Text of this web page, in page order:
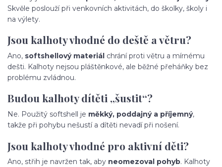
Skvěle poslouží při venkovních aktivitách, do školky, školy i
na výlety.
Jsou kalhoty vhodné do deště a větru?
Ano, softshellový materiál chrání proti větru a mírnému
dešti. Kalhoty nejsou pláštěnkové, ale běžné přeháňky bez
problému zvládnou.
Budou kalhoty dítěti „šustit“?
Ne. Použitý softshell je měkký, poddajný a příjemný,
takže při pohybu nešustí a dítěti nevadí při nošení.
Jsou kalhoty vhodné pro aktivní děti?
Ano, střih je navržen tak, aby neomezoval pohyb. Kalhoty